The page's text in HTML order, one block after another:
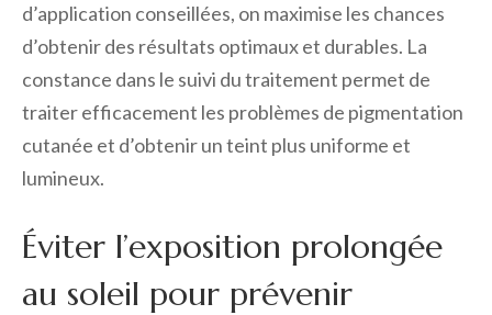
d’application conseillées, on maximise les chances
d’obtenir des résultats optimaux et durables. La
constance dans le suivi du traitement permet de
traiter efficacement les problèmes de pigmentation
cutanée et d’obtenir un teint plus uniforme et
lumineux.
Éviter l’exposition prolongée
au soleil pour prévenir